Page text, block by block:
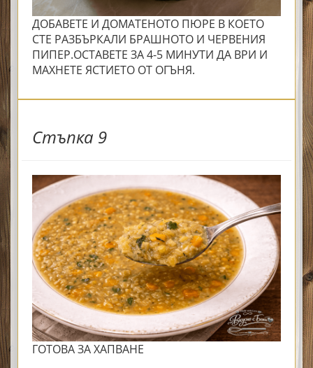
ДОБАВЕТЕ И ДОМАТЕНОТО ПЮРЕ В КОЕТО
СТЕ РАЗБЪРКАЛИ БРАШНОТО И ЧЕРВЕНИЯ
ПИПЕР.ОСТАВЕТЕ ЗА 4-5 МИНУТИ ДА ВРИ И
МАХНЕТЕ ЯСТИЕТО ОТ ОГЪНЯ.
Стъпка 9
ГОТОВА ЗА ХАПВАНЕ